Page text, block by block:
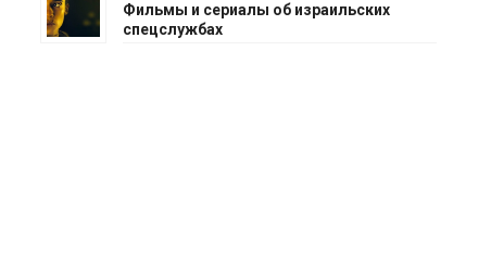
Фильмы и сериалы об израильских
спецслужбах